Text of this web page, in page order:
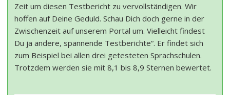
Zeit um diesen Testbericht zu vervollständigen. Wir
hoffen auf Deine Geduld. Schau Dich doch gerne in der
Zwischenzeit auf unserem Portal um. Vielleicht findest
Du ja andere, spannende Testberichte“. Er findet sich
zum Beispiel bei allen drei getesteten Sprachschulen.
Trotzdem werden sie mit 8,1 bis 8,9 Sternen bewertet.